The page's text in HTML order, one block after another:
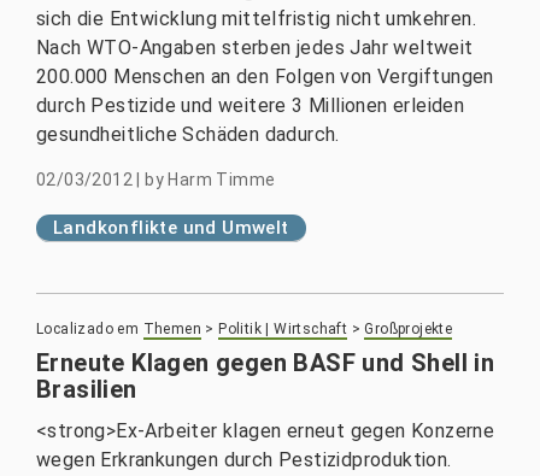
sich die Entwicklung mittelfristig nicht umkehren.
Nach WTO-Angaben sterben jedes Jahr weltweit
200.000 Menschen an den Folgen von Vergiftungen
durch Pestizide und weitere 3 Millionen erleiden
gesundheitliche Schäden dadurch.
02/03/2012 by Harm Timme
Landkonflikte und Umwelt
Localizado em Themen > Politik | Wirtschaft >Großprojekte
Erneute Klagen gegen BASF und Shell in
Brasilien
<strong>Ex-Arbeiter klagen erneut gegen Konzerne
wegen Erkrankungen durch Pestizidproduktion.